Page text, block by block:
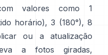
valores como 1
horário), 3 (180°), 8
ou a atualização
a fotos giradas,